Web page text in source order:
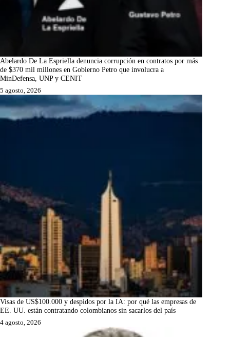
Abelardo De La Espriella denuncia corrupción en contratos por más
de $370 mil millones en Gobierno Petro que involucra a
MinDefensa, UNP y CENIT
5 agosto, 2026
Visas de US$100.000 y despidos por la IA: por qué las empresas de
EE. UU. están contratando colombianos sin sacarlos del país
4 agosto, 2026